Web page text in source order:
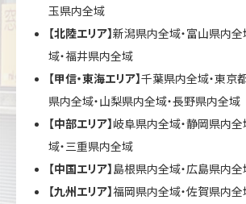
玉県内全域
【北陸エリア】新潟県内全域・富山県内全
域・福井県内全域
【甲信・東海エリア】千葉県内全域・東京
県内全域・山梨県内全域・長野県内全域
【中部エリア】岐阜県内全域・静岡県内全
域・三重県内全域
【中国エリア】島根県内全域・広島県内
【九州エリア】福岡県内全域・佐賀県内全